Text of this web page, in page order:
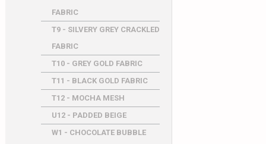
FABRIC
T9 - SILVERY GREY CRACKLED
FABRIC
T10 - GREY GOLD FABRIC
T11 - BLACK GOLD FABRIC
T12 - MOCHA MESH
U12 - PADDED BEIGE
W1 - CHOCOLATE BUBBLE